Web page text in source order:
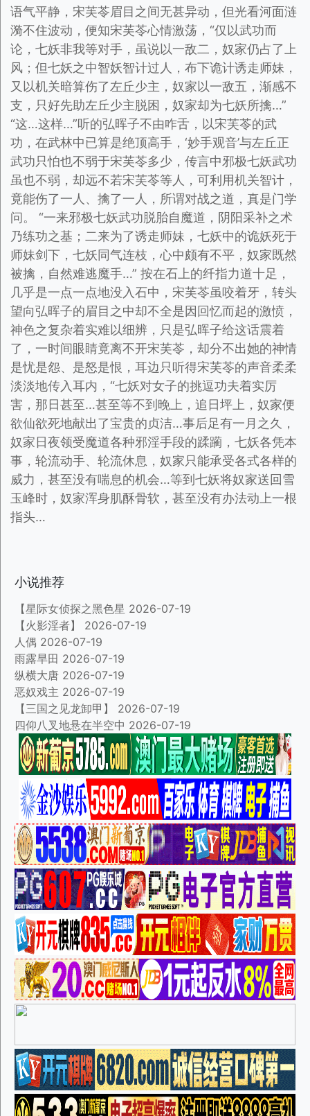
语气平静，宋芙苓眉目之间无甚异动，但光看河面涟
漪不住波动，便知宋芙苓心情激荡，“仅以武功而
论，七妖非我等对手，虽说以一敌二，奴家仍占了上
风；但七妖之中智妖智计过人，布下诡计诱走师妹，
又以机关暗算伤了左丘少主，奴家以一敌五，渐感不
支，只好先助左丘少主脱困，奴家却为七妖所擒…”
“这…这样…”听的弘晖子不由咋舌，以宋芙苓的武
功，在武林中已算是绝顶高手，‘妙手观音’与左丘正
武功只怕也不弱于宋芙苓多少，传言中邪极七妖武功
虽也不弱，却远不若宋芙苓等人，可利用机关智计，
竟能伤了一人、擒了一人，所谓对战之道，真是门学
问。 “一来邪极七妖武功脱胎自魔道，阴阳采补之术
乃练功之基；二来为了诱走师妹，七妖中的诡妖死于
师妹剑下，七妖同气连枝，心中颇有不平，奴家既然
被擒，自然难逃魔手…” 按在石上的纤指力道十足，
几乎是一点一点地没入石中，宋芙苓虽咬着牙，转头
望向弘晖子的眉目之中却不全是因回忆而起的激愤，
神色之复杂着实难以细辨，只是弘晖子给这话震着
了，一时间眼睛竟离不开宋芙苓，却分不出她的神情
是忧是怨、是怒是恨，耳边只听得宋芙苓的声音柔柔
淡淡地传入耳内，“七妖对女子的挑逗功夫着实厉
害，那日甚至…甚至等不到晚上，追日坪上，奴家便
欲仙欲死地献出了宝贵的贞洁…事后足有一月之久，
奴家日夜领受魔道各种邪淫手段的蹂躏，七妖各凭本
事，轮流动手、轮流休息，奴家只能承受各式各样的
威力，甚至没有喘息的机会…等到七妖将奴家送回雪
玉峰时，奴家浑身肌酥骨软，甚至没有办法动上一根
指头…
小说推荐
【星际女侦探之黑色星 2026-07-19
【火影淫者】
2026-07-19
人偶 2026-07-19
雨露旱田 2026-07-19
纵横大唐 2026-07-19
恶奴戏主 2026-07-19
【三国之见龙卸甲】
2026-07-19
四仰八叉地悬在半空中 2026-07-19